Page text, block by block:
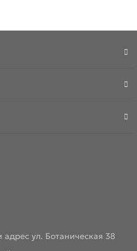
адрес ул. Ботаническая 38